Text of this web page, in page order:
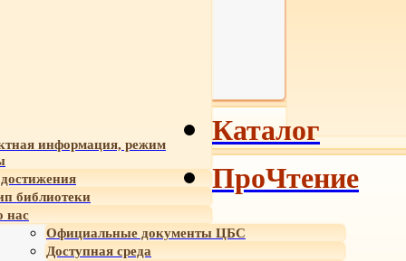
информация, режим
библиотеки
нас
Официальные документы ЦБС
Доступная среда
Каталог
ПроЧтение